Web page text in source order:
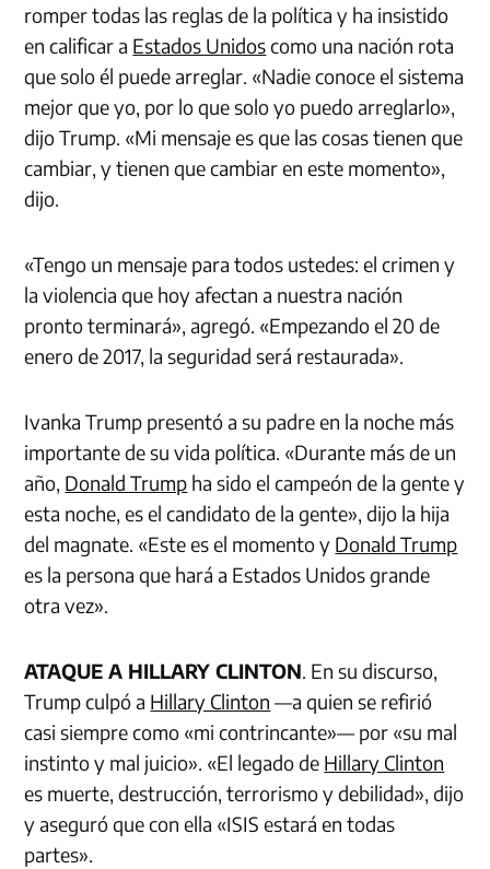
romper todas las reglas de la política y ha insistido
en calificar a Estados Unidoscomo una nación rota
que solo él puede arreglar. «Nadie conoce el sistema
mejor que yo, por lo que solo yo puedo arreglarlo»,
dijo Trump. «Mi mensaje es que las cosas tienen que
cambiar, y tienen que cambiar en este momento»,
dijo.
«Tengo un mensaje para todos ustedes: el crimen y
la violencia que hoy afectan a nuestra nación
pronto terminará», agregó. «Empezando el 20 de
enero de 2017, la seguridad será restaurada».
Ivanka Trump presentó a su padre en la noche más
importante de su vida política. «Durante más de un
año, Donald Trump ha sido el campeón de la gente y
esta noche, es el candidato de la gente», dijo la hija
del magnate. «Este es el momento y Donald Trump
es la persona que hará a Estados Unidos grande
otra vez».
ATAQUE A HILLARY CLINTON. En su discurso,
Trump culpó a Hillary Clinton —a quien se refirió
casi siempre como «mi contrincante»— por «su mal
instinto y mal juicio». «El legado de Hillary Clinton
es muerte, destrucción, terrorismo y debilidad», dijo
y aseguró que con ella «ISIS estará en todas
partes».